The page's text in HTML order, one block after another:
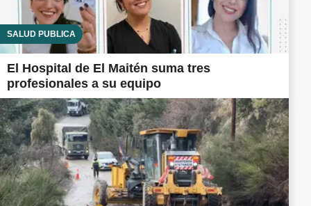
SALUD PÚBLICA
El Hospital de El Maitén suma tres
profesionales a su equipo